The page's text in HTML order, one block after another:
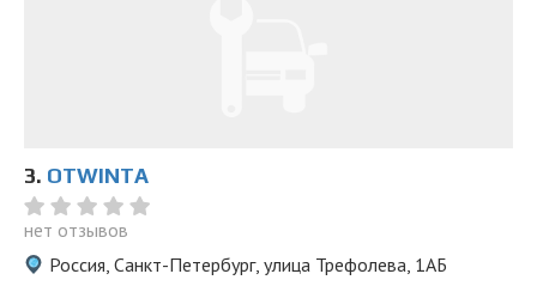
3. OTWINTA
нет отзывов
Россия, Санкт-Петербург, улица Трефолева, 1АБ